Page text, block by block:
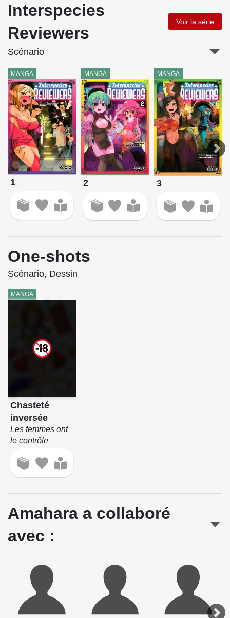
Interspecies
Reviewers
Voir la série
Scénario
MANGA
1
MANGA
2
MANGA
3
One-shots
Scénario, Dessin
MANGA
Chasteté
inversée
Les femmes ont
le contrôle
Amahara a collaboré
avec :